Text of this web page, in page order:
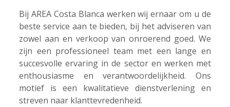
Bij AREA Costa Blanca werken wij ernaar om u de
beste service aan te bieden, bij het adviseren van
zowel aan en verkoop van onroerend goed. We
zijn een professioneel team met een lange en
succesvolle ervaring in de sector en werken met
enthousiasme en verantwoordelijkheid. Ons
motief is een kwalitatieve dienstverlening en
streven naar klanttevredenheid.